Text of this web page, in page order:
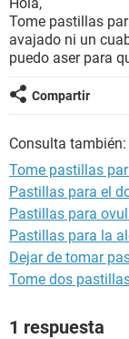
BIENESTAR
SEXUALIDAD
GLOSARIO
Tome pastillas
avajado ni un
puedo aser para
Compartir
Consulta también:
Tome pastillas
Pastillas para el
Pastillas para
Pastillas para la
Dejar de tomar
Tome dos
1 respuesta